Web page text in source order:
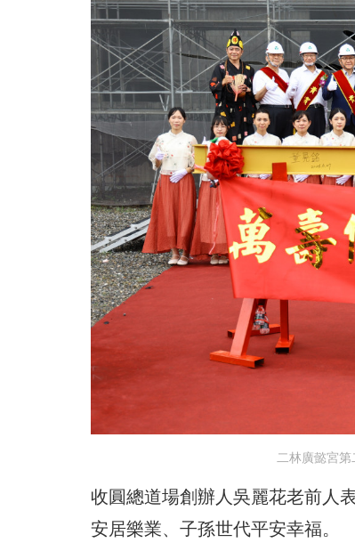
二林廣懿宮第
收圓總道場創辦人吳麗花老前人
安居樂業、子孫世代平安幸福。